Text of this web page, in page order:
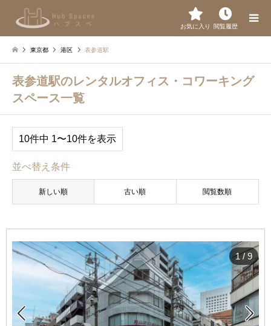
お気に入り 閲覧履歴
東京都 港区 表参道駅
表参道駅のレンタルオフィス・コワーキング
スペース一覧
10件中 1〜10件を表示
並べ替え条件
新しい順 古い順 閲覧数順
 
1/ 9